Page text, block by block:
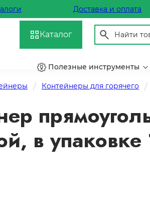
Доставка и оплата
Каталог
Полезные инструменты
Контейнеры для горячего
в упаковке